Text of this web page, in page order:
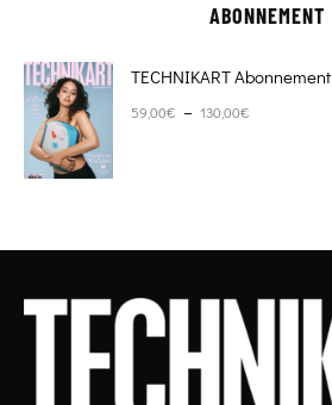
ABONNEMENT
TECHNIKART Abonnement
59,00€ – 130,00€